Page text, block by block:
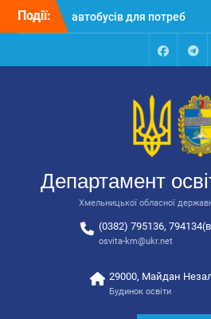
Перейти
Події:
Відбулося засідання
колегії Департаменту
освіти та науки обласної
державної адміністрації
відповідальних за
національно-патріотичне
автобусів для потреб
закладів освіти
Facebook
Департамент
Хмельницької обласної
(0382) 795136,
osvita-km@ukr.net
29000, Майдан
Будинок освіти